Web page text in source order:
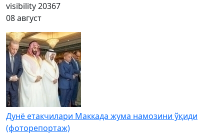
visibility20367
08 август
Дунё етакчилари Маккада жума намозини ўқиди
(фоторепортаж)